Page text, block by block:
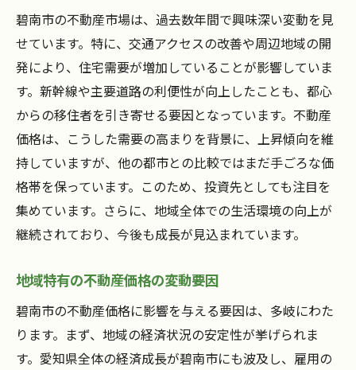
初めての不動産購入で避けるべき落とし穴
予算設定とファイナンス計画の立て方
信頼できる不動産エージェントの選び方
市場調査の重要性とその方法
購入目的に応じた物件の選び方
不動産購入時に押さえるべき碧南市の特有ポイ
ント
碧南市の地域特性と生活環境
交通アクセスと周辺施設の充実度
碧南市での中古物件の魅力と注意点
新築物件の選択肢とそのメリット
碧南市における不動産購入の規制
碧南市の不動産市場で賢く選ぶための秘訣
碧南市の不動産市場は、過去数年間で興味深い変動を見
せています。特に、交通アクセスの改善や周辺地域の開
発により、住宅需要が増加していることが影響していま
す。新幹線や主要道路の利便性が向上したことも、都心
からの移住者を引き寄せる要因となっています。不動産
価格は、こうした需要の高まりを背景に、上昇傾向を維
持していますが、他の都市との比較ではまだ手ごろな価
格帯を保っています。このため、投資先としても注目を
集めています。さらに、地域全体での生活環境の向上が
継続されており、今後も成長が見込まれています。
地域特有の不動産価格の変動要因
碧南市の不動産価格に影響を与える要因は、多岐にわた
ります。まず、地域の経済状況の安定性が挙げられま
す。愛知県全体の経済成長が碧南市にも波及し、雇用の